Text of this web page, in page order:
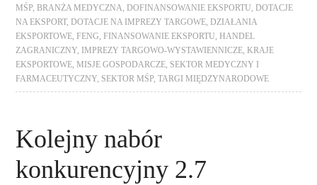
MŚP
BRANŻA MEDYCZNA DOFINANSOWANIE EKSPORTU
DOTACJE
NA EKSPORT, DOTACJE NA IMPREZY TARGOWE
DZIAŁANIA
EKSPORTOWE
FENG FINANSOWANIE EKSPORTU
HANDEL
ZAGRANICZNY
IMPREZY TARGOWO-WYSTAWIENNICZE
KRAJE
EKSPORTOWE
MISJE GOSPODARCZE SEKTOR MEDYCZNY I
FARMACEUTYCZNY
SEKTOR MŚP ,TARGI MIĘDZYNARODOWE
Kolejny nabór
konkurencyjny 2.7